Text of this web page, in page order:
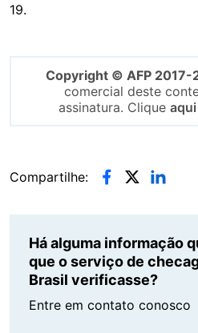
19.
Copyright © AFP 2017-
comercial deste
assinatura. Clique aqui
Compartilhe:
Há alguma informação
que o serviço de
Brasil verificasse?
Entre em contato conosco